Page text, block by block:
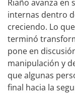
Riaño avanza en
internas dentro
creciendo. Lo
terminó
pone en
manipulación y
que algunas
final hacia la